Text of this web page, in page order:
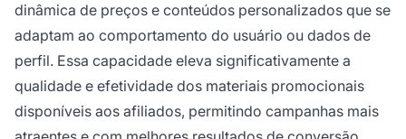
dinâmica de preços e conteúdos personalizados que se
adaptam ao comportamento do usuário ou dados de
perfil. Essa capacidade eleva significativamente a
qualidade e efetividade dos materiais promocionais
disponíveis aos afiliados, permitindo campanhas mais